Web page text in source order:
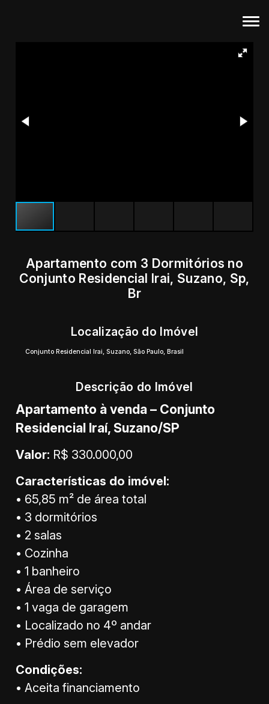
Apartamento com 3 Dormitórios no
Conjunto Residencial Irai, Suzano, Sp,
Br
Localização do Imóvel
Conjunto Residencial Irai,Suzano,São Paulo,Brasil
Descrição do Imóvel
Apartamento à venda – Conjunto
Residencial Iraí, Suzano/SP
Valor: R$ 330.000,00
Características do imóvel:
• 65,85 m² de área total
• 3 dormitórios
• 2 salas
• Cozinha
• 1 banheiro
• Área de serviço
• 1 vaga de garagem
• Localizado no 4º andar
• Prédio sem elevador
Condições:
• Aceita financiamento